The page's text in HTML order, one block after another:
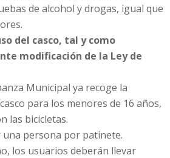
de alcohol y drogas, igual que
del casco, tal y como
modificación de la Ley de
Municipal ya recoge la
para los menores de 16 años,
las bicicletas.
una persona por patinete.
los usuarios deberán llevar